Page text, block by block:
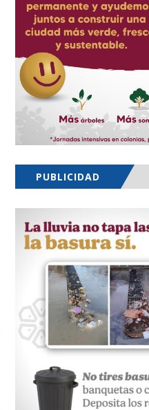
PUBLICIDAD